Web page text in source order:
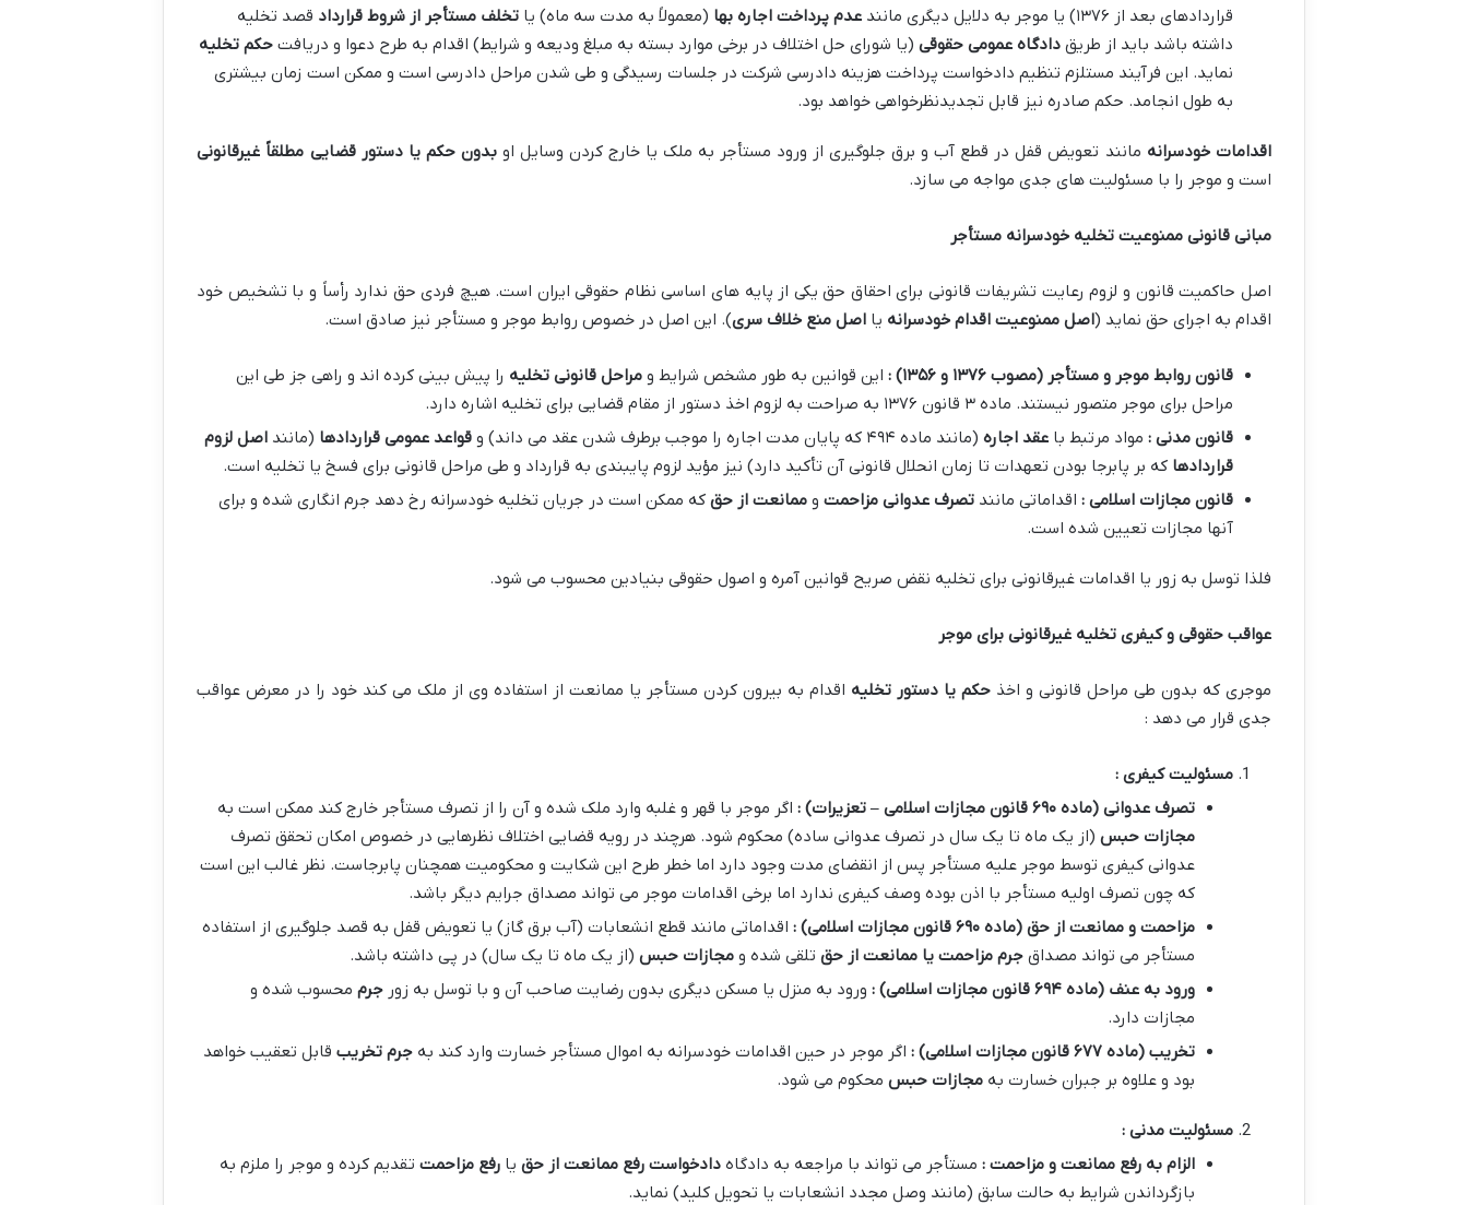
قراردادهای بعد از ۱۳۷۶) یا موجر به دلایل دیگری مانند
عدم پرداخت اجاره بها (معمولاً به مدت سه ماه) یاتخلف مستأجر از شروط قرارداد قصد تخلیه
داشته باشد باید از طریقدادگاه عمومی حقوقی (یا شورای حل اختلاف در برخی موارد بسته به مبلغ ودیعه و شرایط) اقدام به طرح دعوا و دریافتحکم تخلیه
نماید. این فرآیند مستلزم تنظیم دادخواست پرداخت هزینه دادرسی شرکت در جلسات رسیدگی و طی شدن مراحل دادرسی است و ممکن است زمان بیشتری
به طول انجامد. حکم صادره نیز قابل تجدیدنظرخواهی خواهد بود.
اقدامات خودسرانه مانند تعویض قفل در قطع آب و برق جلوگیری از ورود مستأجر به ملک یا خارج کردن وسایل اوبدون حکم یا دستور قضایی مطلقاً غیرقانونی
است و موجر را با مسئولیت های جدی مواجه می سازد.
مبانی قانونی ممنوعیت تخلیه خودسرانه مستأجر
اصل حاکمیت قانون و لزوم رعایت تشریفات قانونی برای احقاق حق یکی از پایه های اساسی نظام حقوقی ایران است. هیچ فردی حق ندارد رأساً و با تشخیص خود
اقدام به اجرای حق نماید (اصل ممنوعیت اقدام خودسرانه یااصل منع خلاف سری). این اصل در خصوص روابط موجر و مستأجر نیز صادق است.
قانون روابط موجر و مستأجر (مصوب۱۳۷۶ و۱۳۵۶) : این قوانین به طور مشخص شرایط ومراحل قانونی تخلیه را پیش بینی کرده اند و راهی جز طی این
مراحل برای موجر متصور نیستند. ماده ۳ قانون ۱۳۷۶ به صراحت به لزوم اخذ دستور از مقام قضایی برای تخلیه اشاره دارد.
قانون مدنی : مواد مرتبط باعقد اجاره (مانند ماده ۴۹۴ که پایان مدت اجاره را موجب برطرف شدن عقد می داند) و قواعد عمومی قراردادها (ماننداصل لزوم
قراردادها که بر پابرجا بودن تعهدات تا زمان انحلال قانونی آن تأکید دارد) نیز مؤید لزوم پایبندی به قرارداد و طی مراحل قانونی برای فسخ یا تخلیه است.
قانون مجازات اسلامی : اقداماتی مانندتصرف عدوانی مزاحمت وممانعت از حق که ممکن است در جریان تخلیه خودسرانه رخ دهد جرم انگاری شده و برای
آنها مجازات تعیین شده است.
فلذا توسل به زور یا اقدامات غیرقانونی برای تخلیه نقض صریح قوانین آمره و اصول حقوقی بنیادین محسوب می شود.
عواقب حقوقی و کیفری تخلیه غیرقانونی برای موجر
موجری که بدون طی مراحل قانونی و اخذحکم یا دستور تخلیه اقدام به بیرون کردن مستأجر یا ممانعت از استفاده وی از ملک می کند خود را در معرض عواقب
جدی قرار می دهد :
مسئولیت کیفری :
تصرف عدوانی (ماده۶۹۰ قانون مجازات اسلامی – تعزیرات) : اگر موجر با قهر و غلبه وارد ملک شده و آن را از تصرف مستأجر خارج کند ممکن است به
مجازات حبس (از یک ماه تا یک سال در تصرف عدوانی ساده) محکوم شود. هرچند در رویه قضایی اختلاف نظرهایی در خصوص امکان تحقق تصرف
عدوانی کیفری توسط موجر علیه مستأجر پس از انقضای مدت وجود دارد اما خطر طرح این شکایت و محکومیت همچنان پابرجاست. نظر غالب این است
که چون تصرف اولیه مستأجر با اذن بوده وصف کیفری ندارد اما برخی اقدامات موجر می تواند مصداق جرایم دیگر باشد.
مزاحمت و ممانعت از حق (ماده۶۹۰ قانون مجازات اسلامی) : اقداماتی مانند قطع انشعابات (آب برق گاز) یا تعویض قفل به قصد جلوگیری از استفاده
مستأجر می تواند مصداقجرم مزاحمت یا ممانعت از حق تلقی شده ومجازات حبس (از یک ماه تا یک سال) در پی داشته باشد.
ورود به عنف (ماده۶۹۴ قانون مجازات اسلامی) : ورود به منزل یا مسکن دیگری بدون رضایت صاحب آن و با توسل به زورجرم محسوب شده و
مجازات دارد.
تخریب (ماده۶۷۷ قانون مجازات اسلامی) : اگر موجر در حین اقدامات خودسرانه به اموال مستأجر خسارت وارد کند بهجرم تخریب قابل تعقیب خواهد
بود و علاوه بر جبران خسارت بهمجازات حبس محکوم می شود.
مسئولیت مدنی :
الزام به رفع ممانعت و مزاحمت : مستأجر می تواند با مراجعه به دادگاهدادخواست رفع ممانعت از حق یارفع مزاحمت تقدیم کرده و موجر را ملزم به
بازگرداندن شرایط به حالت سابق (مانند وصل مجدد انشعابات یا تحویل کلید) نماید.